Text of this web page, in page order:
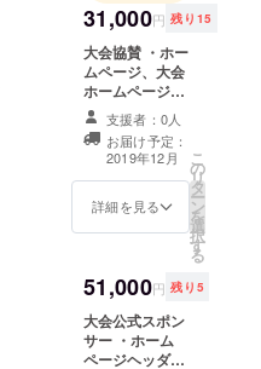
31,000円 残り15
大会協賛 ・ホー
ムページ、大会
ホームページの
フッターへ企業
ロゴの掲載 ・
ホームページ、
大会ページのス
ポンサーページ
へ企業ロゴ・企
業名の掲載 ・協
の大会名・大会
ロゴマーク等の
使用権 ※支援時
にご登録いただ
く企業名・ロゴ
支援者：0人
お届け予定：
2019年12月
詳細を見る
こ
の
リ
タ
ー
ン
を
選
択
す
る
51,000円 残り5
大会公式スポン
サー ・ホーム
ページヘッダー